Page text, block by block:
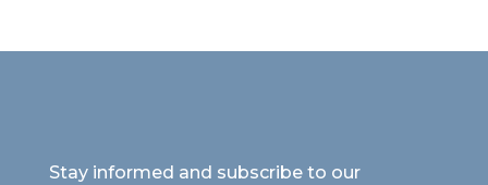
Stay informed and subscribe to our